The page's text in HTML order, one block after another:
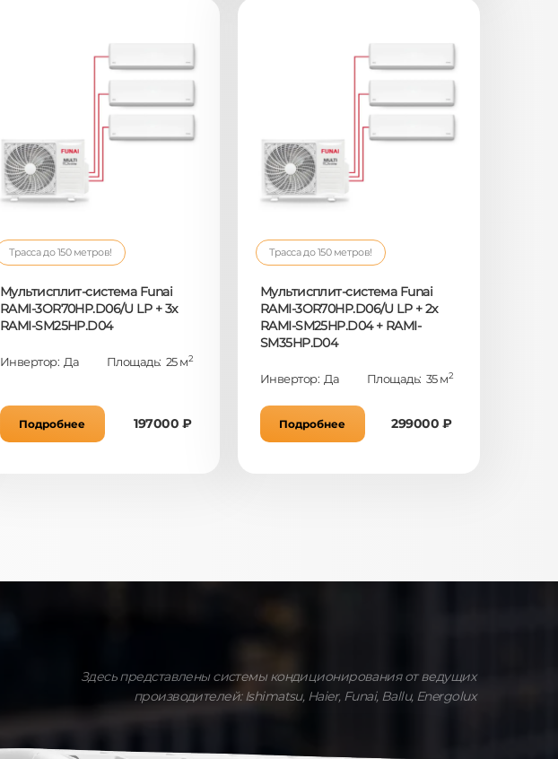
Трасса до 150 метров!
Мультисплит-система Funai
RAMI-3OR70HP.D06/U LP + 3x
RAMI-SM25HP.D04
Инвертор: Да Площадь: 25 м2
Подробнее 197000 ₽
Трасса до 150 метров!
Мультисплит-система Funai
RAMI-3OR70HP.D06/U LP + 2x
RAMI-SM25HP.D04 + RAMI-
SM35HP.D04
Инвертор: Да Площадь: 35 м2
Подробнее 299000 ₽
Здесь представлены системы кондиционирования от ведущих
производителей: Ishimatsu, Haier, Funai, Ballu, Energolux